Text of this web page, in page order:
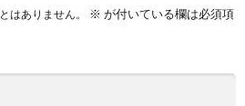
はありません。 ※ が付いている欄は必須項